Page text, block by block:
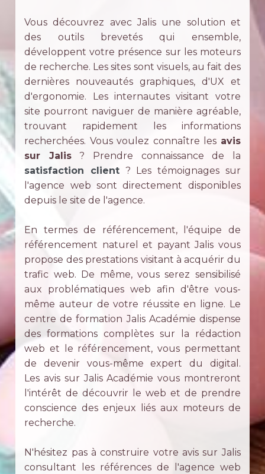
Vous découvrez avec Jalis une solution et
des outils brevetés qui ensemble,
développent votre présence sur les moteurs
de recherche. Les sites sont visuels, au fait des
dernières nouveautés graphiques, d'UX et
d'ergonomie. Les internautes visitant votre
site pourront naviguer de manière agréable,
trouvant rapidement les informations
recherchées. Vous voulez connaître les avis
sur Jalis? Prendre connaissance de la
satisfaction client? Les témoignages sur
l'agence web sont directement disponibles
depuis le site de l'agence.
En termes de référencement, l'équipe de
référencement naturel et payant Jalis vous
propose des prestations visitant à acquérir du
trafic web. De même, vous serez sensibilisé
aux problématiques web afin d'être vous-
même auteur de votre réussite en ligne. Le
centre de formation Jalis Académie dispense
des formations complètes sur la rédaction
web et le référencement, vous permettant
de devenir vous-même expert du digital.
Les avis sur Jalis Académie vous montreront
l'intérêt de découvrir le web et de prendre
conscience des enjeux liés aux moteurs de
recherche.
N'hésitez pas à construire votre avis sur Jalis
consultant les références de l'agence web